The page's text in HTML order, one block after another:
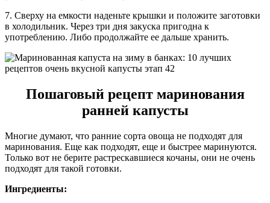
7. Сверху на емкости наденьте крышки и положите заготовки
в холодильник. Через три дня закуска пригодна к
употреблению. Либо продолжайте ее дальше хранить.
Пошаговый рецепт маринования
ранней капусты
Многие думают, что ранние сорта овоща не подходят для
маринования. Еще как подходят, еще и быстрее маринуются.
Только вот не берите растрескавшиеся кочаны, они не очень
подходят для такой готовки.
Ингредиенты: